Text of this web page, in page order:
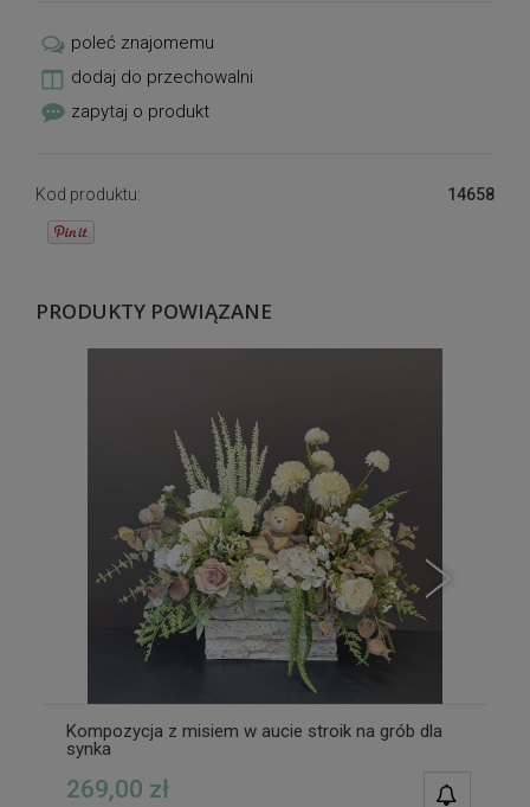
poleć znajomemu
dodaj do przechowalni
zapytaj o produkt
Kod produktu: 14658
PRODUKTY POWIĄZANE
Kompozycja z misiem w aucie stroik na grób dla
synka
269,00 zł